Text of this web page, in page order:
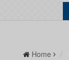
Home